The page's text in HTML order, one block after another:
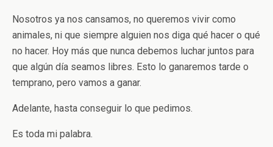
Nosotros ya nos cansamos, no queremos vivir como
animales, ni que siempre alguien nos diga qué hacer o qué
no hacer. Hoy más que nunca debemos luchar juntos para
que algún día seamos libres. Esto lo ganaremos tarde o
temprano, pero vamos a ganar.
Adelante, hasta conseguir lo que pedimos.
Es toda mi palabra.